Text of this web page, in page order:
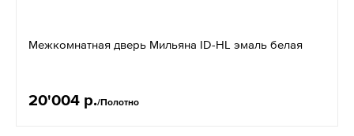
Межкомнатная дверь Мильяна ID-HL эмаль белая
20'004 р./Полотно